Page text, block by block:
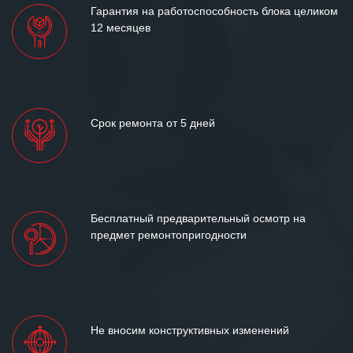
Гарантия на работоспособность блока целиком
12 месяцев
Срок ремонта от 5 дней
Бесплатный предварительный осмотр на
предмет ремонтопригодности
Не вносим конструктивных изменений